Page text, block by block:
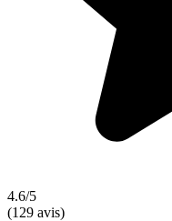
4.6/5
(129 avis)